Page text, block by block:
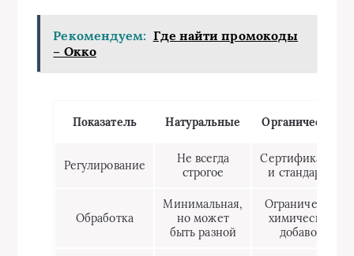
Рекомендуем: Где найти промокоды
– Окко
Показатель Натуральные Органические
Регулирование
Не всегда
строгое
Сертификация
и стандарты
Обработка
Минимальная,
но может
быть разной
Ограничение
химических
добавок